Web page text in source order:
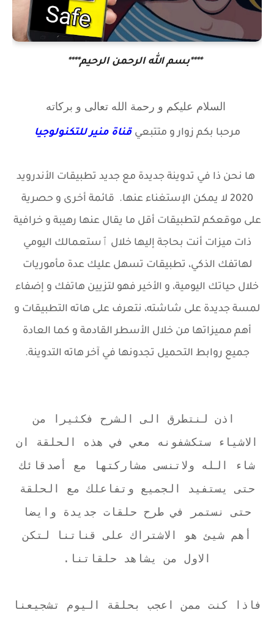
****بسم الله الرحمن الرحيم****
السلام عليكم و رحمة الله تعالى و بركاته
مرحبا بكم زوار و متتبعي قناة منير للتكنولوجيا
ها نحن ذا في تدوينة جديدة مع جديد تطبيقات الأندرويد
2020 لا يمكن الإستغناء عنها.
قائمة أخرى و حصرية
على موقعكم لتطبيقات أقل ما يقال عنها رهيبة و خرافية
ذات ميزات أنت بحاجة إليها خلال ٱستعمالك اليومي
لهاتفك الذكي، تطبيقات تسهل عليك عدة مأموريات
خلال حياتك اليومية، و الأخير فهو لتزيين هاتفك و إضفاء
لمسة جديدة على شاشته، نتعرف على هاته التطبيقات و
أهم مميزاتها من خلال الأسطر القادمة و كما العادة
جميع روابط التحميل تجدونها في آخر هاته التدوينة.
اذن لنتطرق الى الشرح فكثيرا من
الاشياء ستكشفونه معي في هذه الحلقة ان
شاء الله ولاتنسى مشاركتها مع أصدقائك
حتى يستفيد الجميع وتفاعلك مع الحلقة
حتى نستمر في طرح حلقات جديدة وايضا
أهم شيئ هو الاشتراك على قناتنا لتكن
الاول من يشاهد حلقاتنا.
فاذا كنت ممن اعجب بحلقة اليوم تشجيعنا